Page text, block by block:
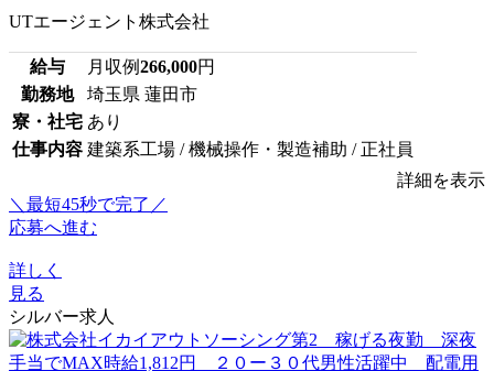
UTエージェント株式会社
給与 月収例266,000円
勤務地
埼玉県 蓮田市
寮・社宅 あり
仕事内容 建築系工場 / 機械操作・製造補助 / 正社員
詳細を表示
＼最短45秒で完了／
応募へ進む
詳しく
見る
シルバー求人